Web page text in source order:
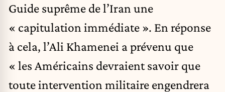
Guide suprême de l’Iran une
« capitulation immédiate ». En réponse
à cela, l’Ali Khamenei a prévenu que
« les Américains devraient savoir que
toute intervention militaire engendrera